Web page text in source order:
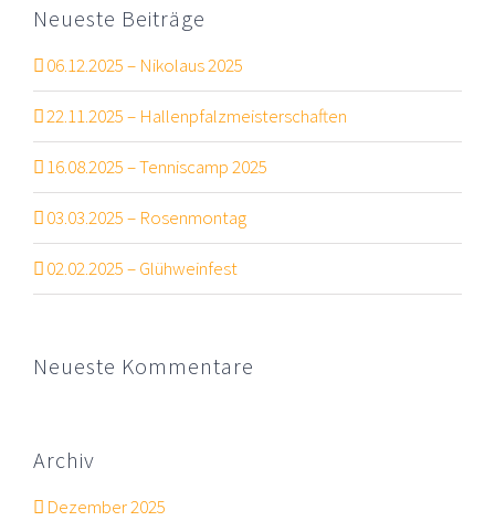
Neueste Beiträge
06.12.2025 – Nikolaus 2025
22.11.2025 – Hallenpfalzmeisterschaften
16.08.2025 – Tenniscamp 2025
03.03.2025 – Rosenmontag
02.02.2025 – Glühweinfest
Neueste Kommentare
Archiv
Dezember 2025